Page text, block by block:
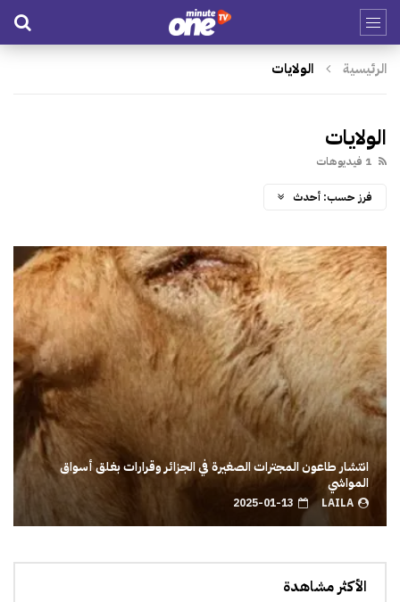
الرئيسية الولايات
الولايات
1 فيديوهات
فرز حسب: أحدث
انتشار طاعون المجترات الصغيرة في الجزائر وقرارات بغلق أسواق
المواشي
LAILA
2025-01-13
الأكثر مشاهدة